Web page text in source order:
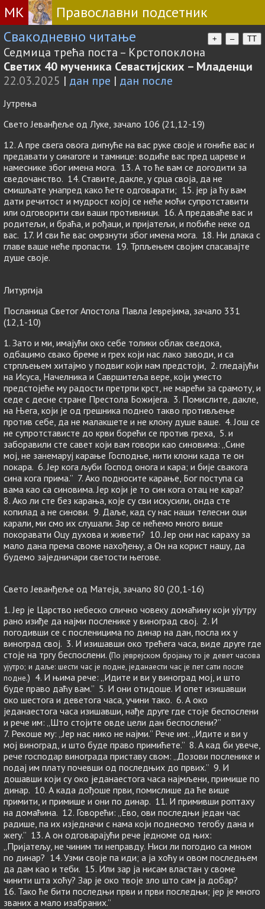
МК
Православни подсетник
Свакодневно читање
+ – TT
Седмица трећа поста – Крстопоклона
Светих 40 мученика Севастијских – Младенци
22.03.2025 | дан пре | дан после
Јутрења
Свето Јеванђеље од Луке, зачало 106 (21,12-19)
12. А пре свега овога дигнуће на вас руке своје и гониће вас и
предавати у синагоге и тамнице: водиће вас пред цареве и
намеснике због имена мога. 13. А то ће вам се догодити за
сведочанство. 14. Ставите, дакле, у срца своја, да не
смишљате унапред како ћете одговарати; 15. јер ја ћу вам
дати речитост и мудрост којој се неће моћи супротставити
или одговорити сви ваши противници. 16. А предаваће вас и
родитељи, и браћа, и рођаци, и пријатељи, и побиће неке од
вас. 17. И сви ће вас омрзнути због имена мога. 18. Ни длака с
главе ваше неће пропасти. 19. Трпљењем својим спасавајте
душе своје.
Литургија
Посланица Светог Апостола Павла Јеврејима, зачало 331
(12,1-10)
1. Зато и ми, имајући око себе толики облак сведока,
одбацимо свако бреме и грех који нас лако заводи, и са
стрпљењем хитајмо у подвиг који нам предстоји, 2. гледајући
на Исуса, Начелника и Савршитеља вере, који уместо
предстојеће му радости претрпи крст, не марећи за срамоту, и
седе с десне стране Престола Божијега. 3. Помислите, дакле,
на Њега, који је од грешника поднео такво противљење
против себе, да не малакшете и не клону душе ваше. 4. Још се
не супротстависте до крви борећи се против греха, 5. и
заборавили сте савет који вам говори као синовима: „Сине
мој, не занемаруј карање Господње, нити клони када те он
покара. 6. Јер кога љуби Господ онога и кара; и бије свакога
сина кога прима.” 7. Ако подносите карање, Бог поступа са
вама као са синовима. Јер који је то син кога отац не кара?
8. Ако ли сте без карања, које су сви искусили, онда сте
копилад а не синови. 9. Даље, кад су нас наши телесни оци
карали, ми смо их слушали. Зар се нећемо много више
покоравати Оцу духова и живети? 10. Јер они нас караху за
мало дана према своме нахођењу, а Он на корист нашу, да
будемо заједничари светости његове.
Свето Јеванђеље од Матеја, зачало 80 (20,1-16)
1. Јер је Царство небеско слично човеку домаћину који ујутру
рано изиђе да најми посленике у виноград свој. 2. И
погодивши се с посленицима по динар на дан, посла их у
виноград свој. 3. И изишавши око трећега часа, виде друге где
стоје на тргу беспослени. (По јеврејском бројању то је девет часова
ујутро; и даље: шести час је подне, једанаести час је пет сати после
подне.) 4. И њима рече: „Идите и ви у виноград мој, и што
буде право даћу вам.” 5. И они отидоше. И опет изишавши
око шестога и деветога часа, учини тако. 6. А око
једанаестога часа изишавши, нађе друге где стоје беспослени
и рече им: „Што стојите овде цели дан беспослени?”
7. Рекоше му: „Јер нас нико не најми.” Рече им: „Идите и ви у
мој виноград, и што буде право примићете.” 8. А кад би увече,
рече господар винограда приставу свом: „Дозови посленике и
подај им плату почевши од последњих до првих.” 9. И
дошавши који су око једанаестога часа најмљени, примише по
динар. 10. А када дођоше први, помислише да ће више
примити, и примише и они по динар. 11. И примивши роптаху
на домаћина. 12. Говорећи: „Ево, ови последњи један час
радише, па их изједначи с нама који поднесмо тегобу дана и
жегу.” 13. А он одговарајући рече једноме од њих:
„Пријатељу, не чиним ти неправду. Ниси ли погодио са мном
по динар? 14. Узми своје па иди; а ја хоћу и овом последњем
да дам као и теби. 15. Или зар ја нисам властан у своме
чинити шта хоћу? Зар је око твоје зло што сам ја добар?
16. Тако ће бити последњи први и први последњи; јер је много
званих а мало изабраних.”